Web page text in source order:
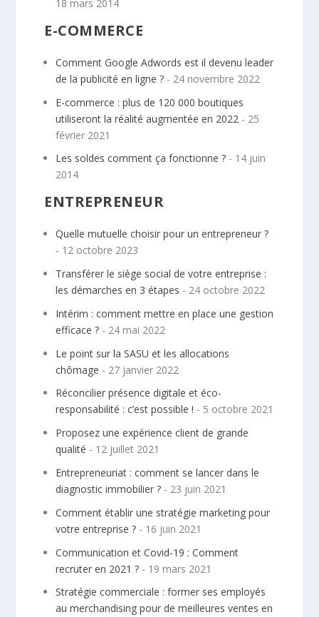
18 mars 2014
E-COMMERCE
Comment Google Adwords est il devenu leader
de la publicité en ligne ? - 24 novembre 2022
E-commerce : plus de 120 000 boutiques
utiliseront la réalité augmentée en 2022 - 25
février 2021
Les soldes comment ça fonctionne ? - 14 juin
2014
ENTREPRENEUR
Quelle mutuelle choisir pour un entrepreneur ?
- 12 octobre 2023
Transférer le siège social de votre entreprise :
les démarches en 3 étapes - 24 octobre 2022
Intérim : comment mettre en place une gestion
efficace ? - 24 mai 2022
Le point sur la SASU et les allocations
chômage - 27 janvier 2022
Réconcilier présence digitale et éco-
responsabilité : c’est possible ! - 5 octobre 2021
Proposez une expérience client de grande
qualité - 12 juillet 2021
Entrepreneuriat : comment se lancer dans le
diagnostic immobilier ? - 23 juin 2021
Comment établir une stratégie marketing pour
votre entreprise ? - 16 juin 2021
Communication et Covid-19 : Comment
recruter en 2021 ? - 19 mars 2021
Stratégie commerciale : former ses employés
au merchandising pour de meilleures ventes en